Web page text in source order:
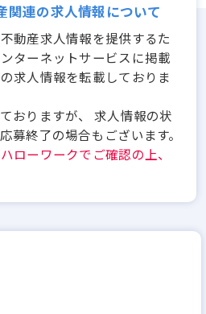
関連の求人情報について
動産求人情報を提供するた
ターネットサービスに掲載
求人情報を転載しておりま
おりますが、 求人情報の状
募終了の場合もございます。
ローワークでご確認の上、